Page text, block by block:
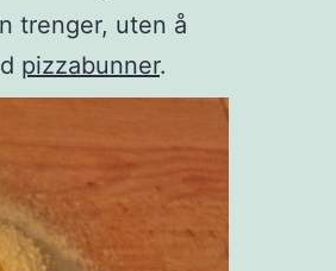
trenger, uten å
pizzabunner.